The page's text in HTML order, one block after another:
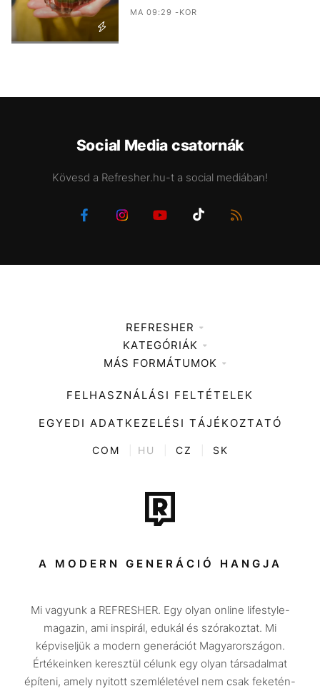
MA 09:29 -KOR
Social Media csatornák
Kövesd a Refresher.hu-t a social mediában!
REFRESHER
Médiaajánlat
KATEGÓRIÁK
Zene
Divat
Kultúra
ENTR
Tech-Tudomány
Sport
Társadalom
Utazás
Életmód
Design
MÁS FORMÁTUMOK
FELHASZNÁLÁSI FELTÉTELEK
EGYEDI ADATKEZELÉSI TÁJÉKOZTATÓ
COM HU CZ SK
A MODERN GENERÁCIÓ HANGJA
Mi vagyunk a REFRESHER. Egy olyan online lifestyle-
magazin, ami inspirál, edukál és szórakoztat. Mi
képviseljük a modern generációt Magyarországon.
Értékeinken keresztül célunk egy olyan társadalmat
építeni, amely nyitott szemléletével nem csak feketén-